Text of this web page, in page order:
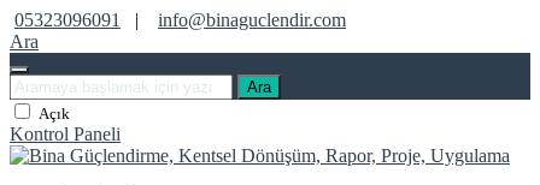
05323096091 |
info@binaguclendir.com
Ara
Ara
Açık
Kontrol Paneli